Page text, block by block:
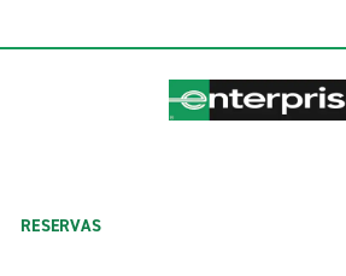
RESERVAS